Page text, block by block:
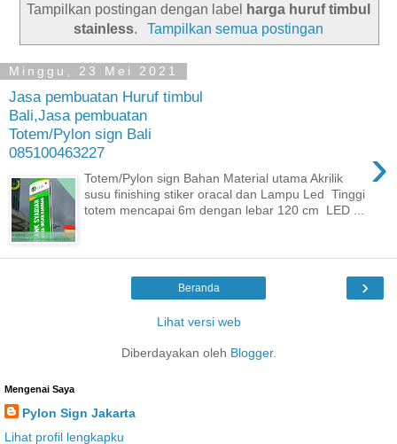
Tampilkan postingan dengan label
harga huruf timbul
stainless. Tampilkan semua postingan
Minggu, 23 Mei 2021
Jasa pembuatan Huruf timbul
Bali,Jasa pembuatan
Totem/Pylon sign Bali
085100463227
›
Totem/Pylon sign Bahan Material utama Akrilik
susu finishing stiker oracal dan Lampu Led Tinggi
totem mencapai 6m dengan lebar 120 cm LED ...
›
Beranda
Lihat versi web
Diberdayakan oleh Blogger.
Mengenai Saya
Pylon Sign Jakarta
Lihat profil lengkapku